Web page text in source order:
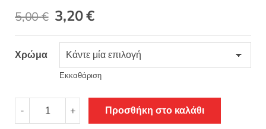
5,00€ Original
price
was:
5,00 €.
3,20€Η
τρέχουσα
τιμή
είναι:
3,20 €.
Χρώμα
Εκκαθάριση
-
Zafiro
+ Προσθήκη στο καλάθι